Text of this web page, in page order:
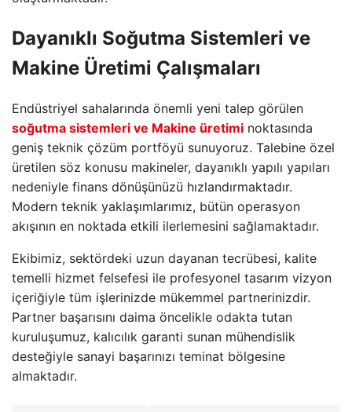
Dayanıklı Soğutma Sistemleri ve
Makine Üretimi Çalışmaları
Endüstriyel sahalarında önemli yeni talep görülen
soğutma sistemleri ve Makine üretimi noktasında
geniş teknik çözüm portföyü sunuyoruz. Talebine özel
üretilen söz konusu makineler, dayanıklı yapılı yapıları
nedeniyle finans dönüşünüzü hızlandırmaktadır.
Modern teknik yaklaşımlarımız, bütün operasyon
akışının en noktada etkili ilerlemesini sağlamaktadır.
Ekibimiz, sektördeki uzun dayanan tecrübesi, kalite
temelli hizmet felsefesi ile profesyonel tasarım vizyon
içeriğiyle tüm işlerinizde mükemmel partnerinizdir.
Partner başarısını daima öncelikle odakta tutan
kuruluşumuz, kalıcılık garanti sunan mühendislik
desteğiyle sanayi başarınızı teminat bölgesine
almaktadır.